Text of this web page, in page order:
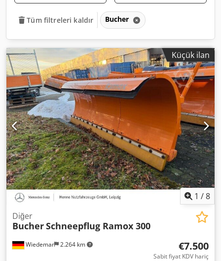
Tüm filtreleri kaldır Bucher
Küçük ilan
1 /8
Wiedemar 2.264 km
Diğer
BucherSchneepflug Ramox 300
€7.500
Sabit fiyat KDV hariç